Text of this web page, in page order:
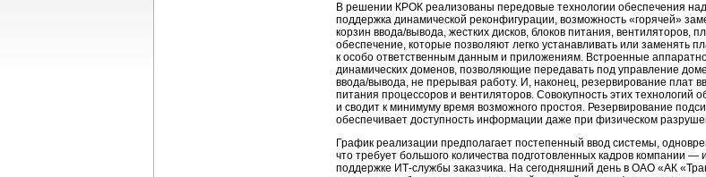
В решении КРОК реализованы передовые технологии обеспечения
поддержка динамической реконфигурации, возможность «горячей»
корзин ввода/вывода, жестких дисков, блоков питания, вентиляторов,
обеспечение, которые позволяют легко устанавливать или заменять
к особо ответственным данным и приложениям. Встроенные
динамических доменов, позволяющие передавать под управление
ввода/вывода, не прерывая работу. И, наконец, резервирование плат
питания процессоров и вентиляторов. Совокупность этих технологий
и сводит к минимуму время возможного простоя. Резервирование
обеспечивает доступность информации даже при физическом
График реализации предполагает постепенный ввод системы,
что требует большого количества подготовленных кадров компании
поддержке ИТ-службы заказчика. На сегодняшний день в ОАО «АК